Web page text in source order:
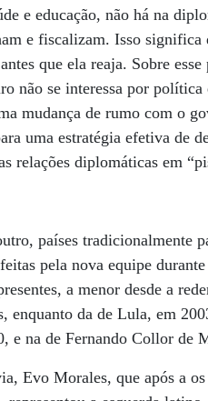
e educação, não há na
e fiscalizam. Isso significa
que ela reaja. Sobre
não se interessa por política
mudança de rumo com o
uma estratégia efetiva de
relações diplomáticas em
países tradicionalmente
pela nova equipe
a menor desde a
enquanto da de Lula, em
e na de Fernando Collor de
Evo Morales, que após a